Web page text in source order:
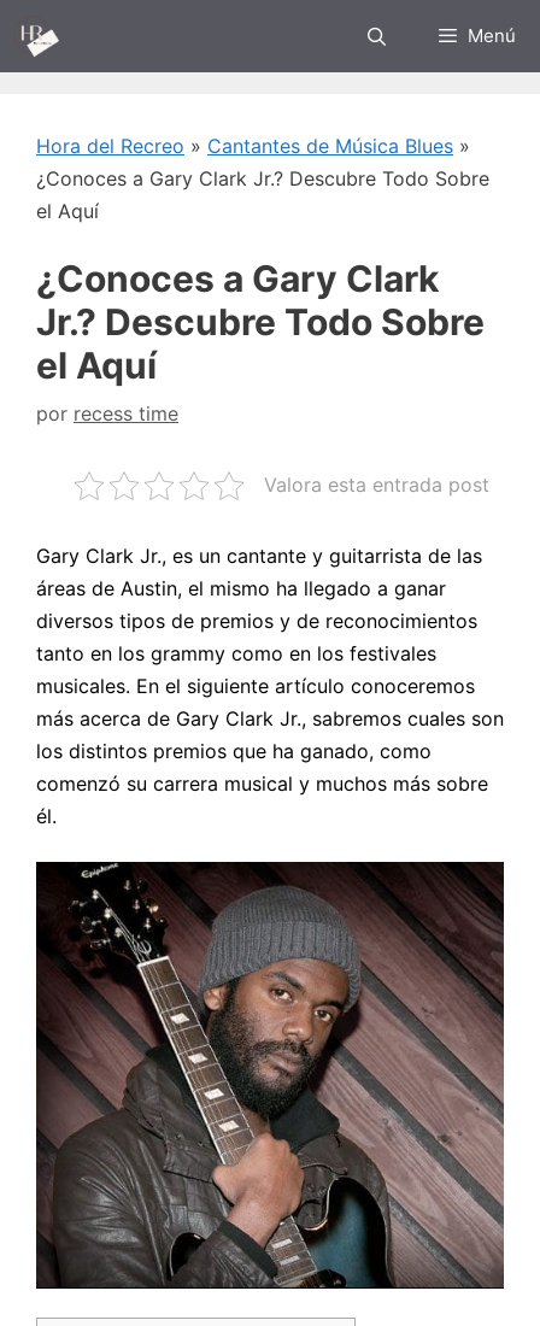
Saltar
contenido
Menú
Hora del Recreo » Cantantes de Música Blues »
¿Conoces a Gary Clark Jr.? Descubre Todo Sobre
el Aquí
¿Conoces a Gary Clark
Jr.? Descubre Todo Sobre
el Aquí
por recess time
Valora esta entrada post
Gary Clark Jr., es un cantante y guitarrista de las
áreas de Austin, el mismo ha llegado a ganar
diversos tipos de premios y de reconocimientos
tanto en los grammy como en los festivales
musicales. En el siguiente artículo conoceremos
más acerca de Gary Clark Jr., sabremos cuales son
los distintos premios que ha ganado, como
comenzó su carrera musical y muchos más sobre
él.